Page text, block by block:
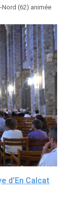
Nord (62) animée
d’En Calcat